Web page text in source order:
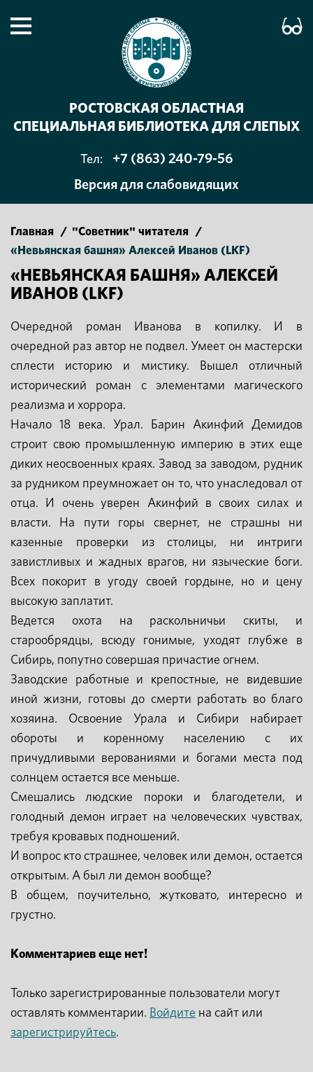
РОСТОВСКАЯ ОБЛАСТНАЯ
СПЕЦИАЛЬНАЯ БИБЛИОТЕКА ДЛЯ СЛЕПЫХ
Тел:
+7 (863) 240-79-56
Версия для слабовидящих
Главная / "Советник" читателя
/
«Невьянская башня» Алексей Иванов (LKF)
«НЕВЬЯНСКАЯ БАШНЯ» АЛЕКСЕЙ
ИВАНОВ (LKF)
Очередной роман Иванова в копилку. И в
очередной раз автор не подвел. Умеет он мастерски
сплести историю и мистику. Вышел отличный
исторический роман с элементами магического
реализма и хоррора.
Начало 18 века. Урал. Барин Акинфий Демидов
строит свою промышленную империю в этих еще
диких неосвоенных краях. Завод за заводом, рудник
за рудником преумножает он то, что унаследовал от
отца. И очень уверен Акинфий в своих силах и
власти. На пути горы свернет, не страшны ни
казенные проверки из столицы, ни интриги
завистливых и жадных врагов, ни языческие боги.
Всех покорит в угоду своей гордыне, но и цену
высокую заплатит.
Ведется охота на раскольничьи скиты, и
старообрядцы, всюду гонимые, уходят глубже в
Сибирь, попутно совершая причастие огнем.
Заводские работные и крепостные, не видевшие
иной жизни, готовы до смерти работать во благо
хозяина. Освоение Урала и Сибири набирает
обороты и коренному населению с их
причудливыми верованиями и богами места под
солнцем остается все меньше.
Смешались людские пороки и благодетели, и
голодный демон играет на человеческих чувствах,
требуя кровавых подношений.
И вопрос кто страшнее, человек или демон, остается
открытым. А был ли демон вообще?
В общем, поучительно, жутковато, интересно и
грустно.
Комментариев еще нет!
Только зарегистрированные пользователи могут
оставлять комментарии. Войдите на сайт или
зарегистрируйтесь.